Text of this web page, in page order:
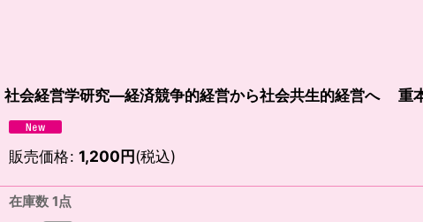
社会経営学研究―経済競争的経営から社会共生的経営へ 重
販売価格: 1,200円(税込)
在庫数 1点